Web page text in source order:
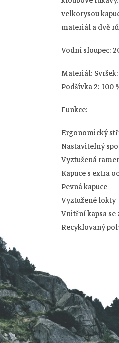
velkorysou
materiál a dvě
Vodní sloupec:
Materiál:
Podšívka 2: 100
Funkce:
Ergonomický
Nastavitelný
Vyztužená
Kapuce s extra
Pevná kapuce
Vyztužené lokty
Vnitřní kapsa
Recyklovaný
p
a
t
í